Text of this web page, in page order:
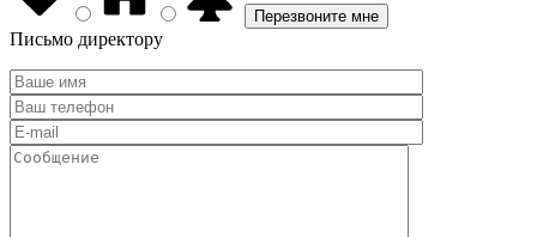
Письмо директору